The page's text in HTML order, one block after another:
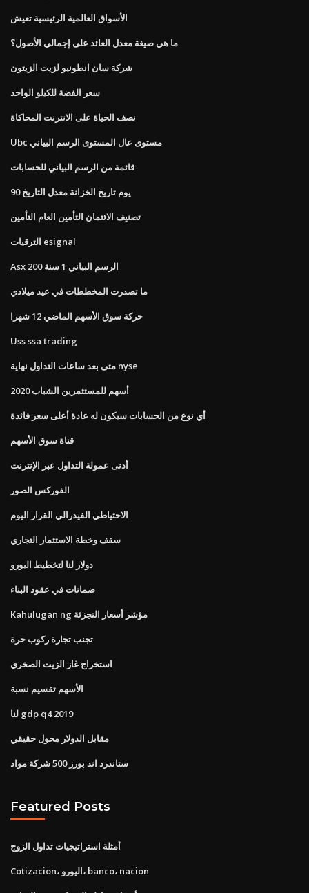
الأسواق العالمية الرئيسية تعيش
ما هي صيغة معدل العائد على إجمالي الأصول؟
شركة سان انطونيو لزيت الزيتون
سعر الفضة للكيلو الواحد
نصف الحياة على الانترنت المحاكاة
Ubc مستوى عال المستوى الرسم البياني
قائمة من الرسم البياني للحسابات
90 يوم تاريخ الخزانة معدل التاريخ
تصنيف الائتمان التأمين العام التأمين
الترقيات esignal
Asx 200 الرسم البياني 1 سنة
ما تصدرت المخططات في عيد ميلادي
حركة سوق الأسهم الماضي 12 شهرا
Uss ssa trading
متى بعد ساعات التداول نهاية nyse
أسهم للمستثمرين الشباب 2020
أي نوع من الحسابات سيكون له عادة أعلى سعر فائدة
قناة سوق الأسهم
أدنى عمولة التداول عبر الإنترنت
الفوركس الصور
الاحتياطي الفيدرالي القرار اليوم
سقف وخطة الاستثمار التجاري
دولار لنا لتخطيط اليورو
ضمانات في عقود البناء
Kahulugan ng مؤشر أسعار التجزئة
تجنب تجارة ركوب حرة
استخراج غاز الزيت الصخري
الأسهم تقسيم نسبة
لنا gdp q4 2019
مقابل الدولار محول حقيقي
ستاندرد اند بورز 500 شركة مواد
Featured Posts
أمثلة استراتيجيات تداول الزوج
Cotizacion، اليورو، banco، nacion